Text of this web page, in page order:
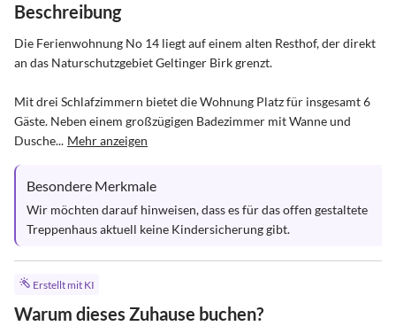
Beschreibung
Die Ferienwohnung No 14 liegt auf einem alten Resthof, der direkt
an das Naturschutzgebiet Geltinger Birk grenzt.
Mit drei Schlafzimmern bietet die Wohnung Platz für insgesamt 6
Gäste. Neben einem großzügigen Badezimmer mit Wanne und
Dusche... Mehr anzeigen
Besondere Merkmale
Wir möchten darauf hinweisen, dass es für das offen gestaltete
Treppenhaus aktuell keine Kindersicherung gibt.
Erstellt mit KI
Warum dieses Zuhause buchen?